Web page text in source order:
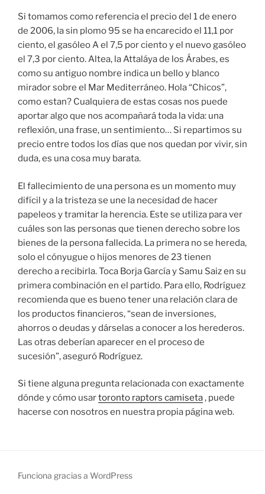
Si tomamos como referencia el precio del 1 de enero
de 2006, la sin plomo 95 se ha encarecido el 11,1 por
ciento, el gasóleo A el 7,5 por ciento y el nuevo gasóleo
el 7,3 por ciento. Altea, la Attaláya de los Árabes, es
como su antiguo nombre indica un bello y blanco
mirador sobre el Mar Mediterráneo. Hola “Chicos”,
como estan? Cualquiera de estas cosas nos puede
aportar algo que nos acompañará toda la vida: una
reflexión, una frase, un sentimiento… Si repartimos su
precio entre todos los días que nos quedan por vivir, sin
duda, es una cosa muy barata.
El fallecimiento de una persona es un momento muy
difícil y a la tristeza se une la necesidad de hacer
papeleos y tramitar la herencia. Este se utiliza para ver
cuáles son las personas que tienen derecho sobre los
bienes de la persona fallecida. La primera no se hereda,
solo el cónyugue o hijos menores de 23 tienen
derecho a recibirla. Toca Borja García y Samu Saiz en su
primera combinación en el partido. Para ello, Rodríguez
recomienda que es bueno tener una relación clara de
los productos financieros, “sean de inversiones,
ahorros o deudas y dárselas a conocer a los herederos.
Las otras deberían aparecer en el proceso de
sucesión”, aseguró Rodríguez.
Si tiene alguna pregunta relacionada con exactamente
dónde y cómo usartoronto raptors camiseta, puede
hacerse con nosotros en nuestra propia página web.
Funciona gracias a WordPress